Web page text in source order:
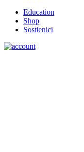
Education
Shop
Sostienici